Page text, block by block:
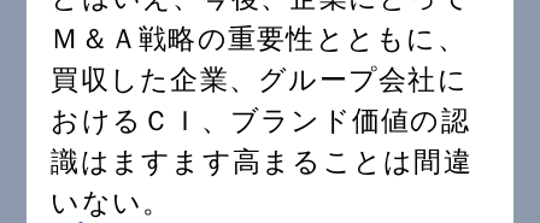
Ｍ＆Ａ戦略の重要性とともに、
買収した企業、グループ会社に
おけるＣＩ、ブランド価値の認
識はますます高まることは間違
いない。